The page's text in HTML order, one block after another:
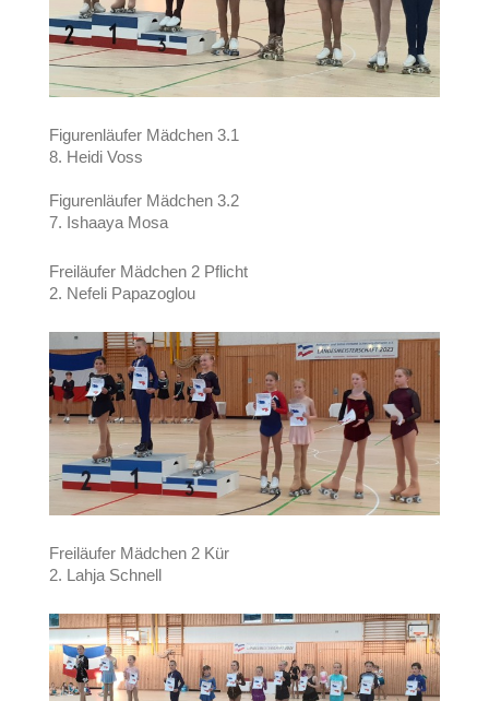
Figurenläufer Mädchen 3.1
8. Heidi Voss
Figurenläufer Mädchen 3.2
7. Ishaaya Mosa
Freiläufer Mädchen 2 Pflicht
2. Nefeli Papazoglou
Freiläufer Mädchen 2 Kür
2. Lahja Schnell